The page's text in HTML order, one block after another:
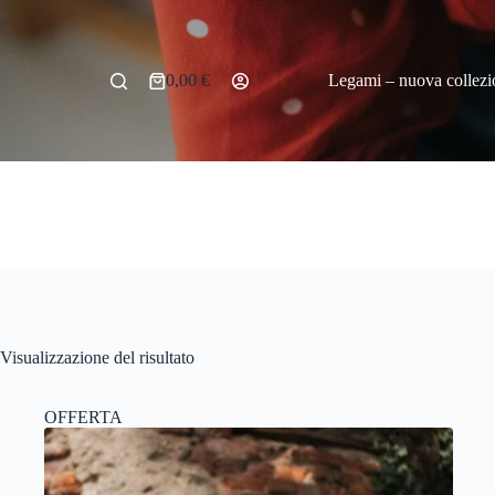
Carrello
0,00 € Legami – nuova
Visualizzazione del risultato
OFFERTA